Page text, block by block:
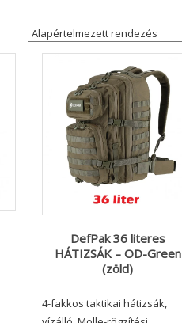
DefPak 36 literes
HÁTIZSÁK – OD-Green
(zöld)
4-fakkos taktikai hátizsák,